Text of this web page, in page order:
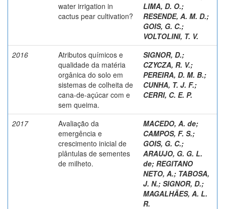
water irrigation in
cactus pear cultivation?
LIMA, D. O.;
RESENDE, A. M. D.;
GOIS, G. C.;
VOLTOLINI, T. V.
2016
Atributos químicos e
qualidade da matéria
orgânica do solo em
sistemas de colheita de
cana-de-açúcar com e
sem queima.
SIGNOR, D.;
CZYCZA, R. V.;
PEREIRA, D. M. B.;
CUNHA, T. J. F.;
CERRI, C. E. P.
2017
Avaliação da
emergência e
crescimento inicial de
plântulas de sementes
de milheto.
MACEDO, A. de;
CAMPOS, F. S.;
GOIS, G. C.;
ARAUJO, G. G. L.
de; REGITANO
NETO, A.; TABOSA,
J. N.; SIGNOR, D.;
MAGALHÃES, A. L.
R.